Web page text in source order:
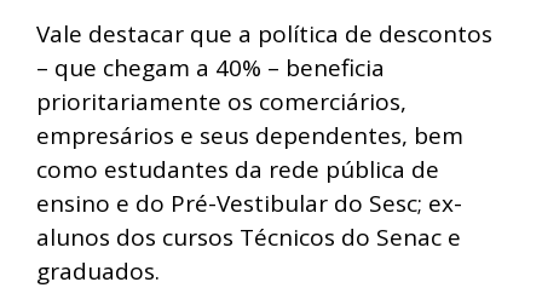
Vale destacar que a política de descontos
– que chegam a 40% – beneficia
prioritariamente os comerciários,
empresários e seus dependentes, bem
como estudantes da rede pública de
ensino e do Pré-Vestibular do Sesc; ex-
alunos dos cursos Técnicos do Senac e
graduados.